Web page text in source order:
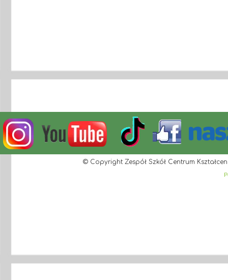
© Copyright Zespół Szkół Centrum